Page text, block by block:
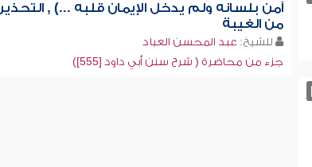
آمن بلسانه ولم يدخل الإيمان قلبه ...) , التحذير
من الغيبة
للشيخ: عبد المحسن العباد
جزء من محاضرة ( شرح سنن أبي داود [555])